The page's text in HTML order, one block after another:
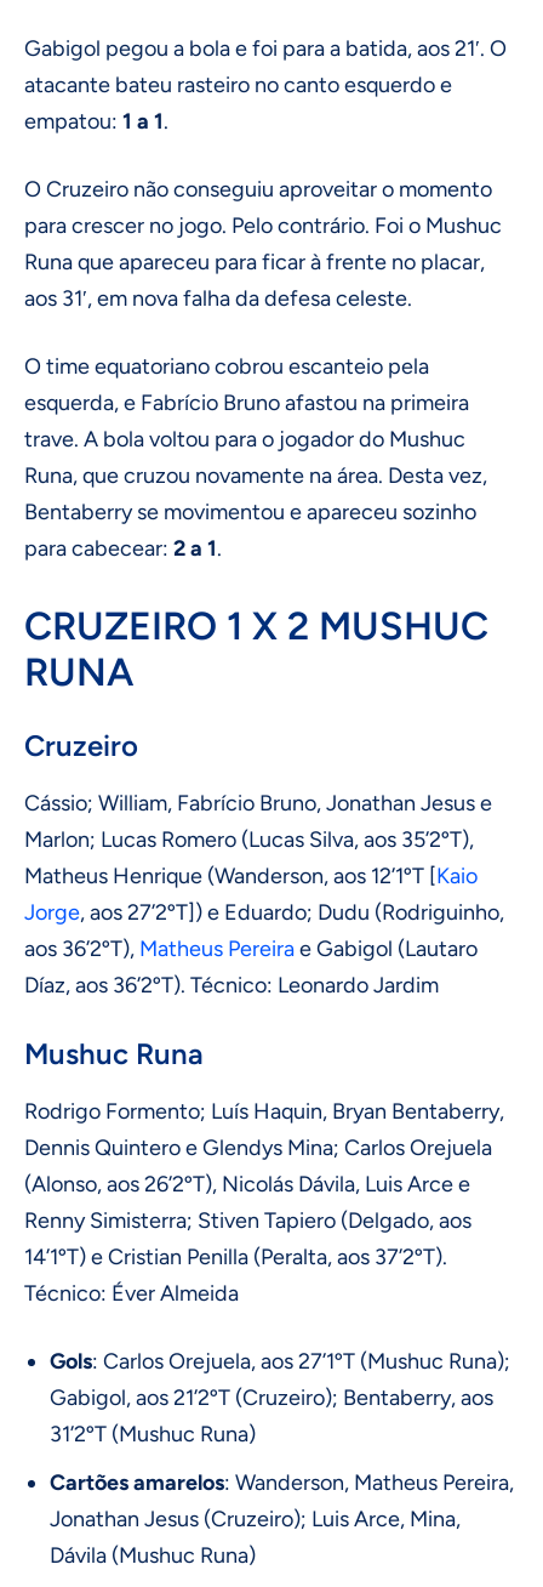
Gabigol pegou a bola e foi para a batida, aos 21′. O
atacante bateu rasteiro no canto esquerdo e
empatou: 1 a 1.
O Cruzeiro não conseguiu aproveitar o momento
para crescer no jogo. Pelo contrário. Foi o Mushuc
Runa que apareceu para ficar à frente no placar,
aos 31′, em nova falha da defesa celeste.
O time equatoriano cobrou escanteio pela
esquerda, e Fabrício Bruno afastou na primeira
trave. A bola voltou para o jogador do Mushuc
Runa, que cruzou novamente na área. Desta vez,
Bentaberry se movimentou e apareceu sozinho
para cabecear: 2 a 1.
CRUZEIRO 1 X 2 MUSHUC
RUNA
Cruzeiro
Cássio; William, Fabrício Bruno, Jonathan Jesus e
Marlon; Lucas Romero (Lucas Silva, aos 35’2ºT),
Matheus Henrique (Wanderson, aos 12’1ºT [Kaio
Jorge, aos 27’2ºT]) e Eduardo; Dudu (Rodriguinho,
aos 36’2ºT), Matheus Pereirae Gabigol (Lautaro
Díaz, aos 36’2ºT). Técnico: Leonardo Jardim
Mushuc Runa
Rodrigo Formento; Luís Haquin, Bryan Bentaberry,
Dennis Quintero e Glendys Mina; Carlos Orejuela
(Alonso, aos 26’2ºT), Nicolás Dávila, Luis Arce e
Renny Simisterra; Stiven Tapiero (Delgado, aos
14’1ºT) e Cristian Penilla (Peralta, aos 37’2ºT).
Técnico: Éver Almeida
Gols: Carlos Orejuela, aos 27’1ºT (Mushuc Runa);
Gabigol, aos 21’2ºT (Cruzeiro); Bentaberry, aos
31’2ºT (Mushuc Runa)
Cartões amarelos: Wanderson, Matheus Pereira,
Jonathan Jesus (Cruzeiro); Luis Arce, Mina,
Dávila (Mushuc Runa)